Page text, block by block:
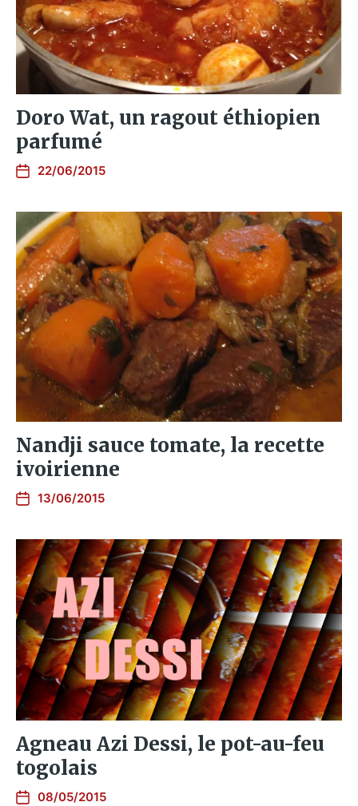
Doro Wat, un ragout éthiopien
parfumé
22/06/2015
Nandji sauce tomate, la recette
ivoirienne
13/06/2015
Agneau Azi Dessi, le pot-au-feu
togolais
08/05/2015